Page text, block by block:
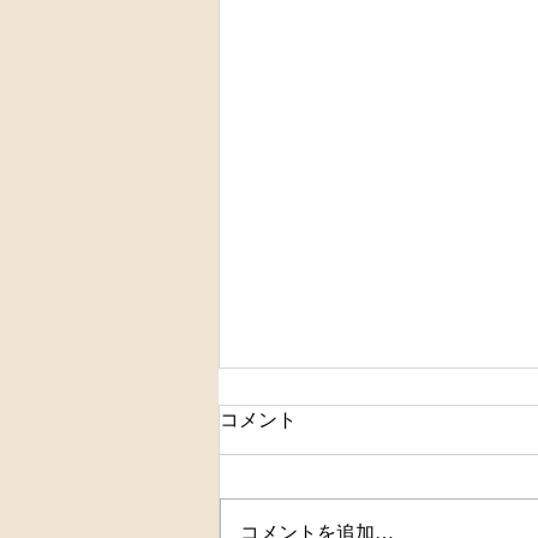
夏を体験
コメント
コメントを追加…